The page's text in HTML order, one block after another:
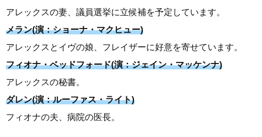
アレックスの妻、議員選挙に立候補を予定しています。
メラン(演：ショーナ・マクヒュー)
アレックスとイヴの娘、フレイザーに好意を寄せています。
フィオナ・ベッドフォード(演：ジェイン・マッケンナ)
アレックスの秘書。
ダレン(演：ルーファス・ライト)
フィオナの夫、病院の医長。